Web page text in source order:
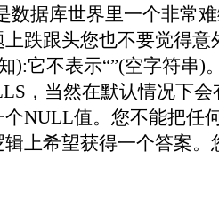
数据库世界里一个非常
上跌跟头您也不要觉
):它不表示“”(空字符串)
，当然在默认情况下
NULL值。您不能把任
上希望获得一个答案